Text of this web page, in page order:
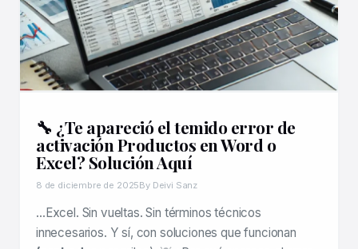
🔧 ¿Te apareció el temido error de
activación Productos en Word o
Excel? Solución Aquí
8 de diciembre de 2025By Deivi Sanz
…Excel. Sin vueltas. Sin términos técnicos
innecesarios. Y sí, con soluciones que funcionan